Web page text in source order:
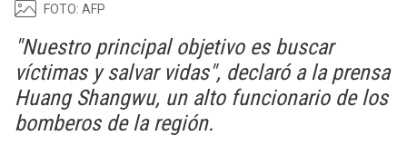
FOTO: AFP
"Nuestro principal objetivo es buscar
víctimas y salvar vidas", declaró a la prensa
Huang Shangwu, un alto funcionario de los
bomberos de la región.